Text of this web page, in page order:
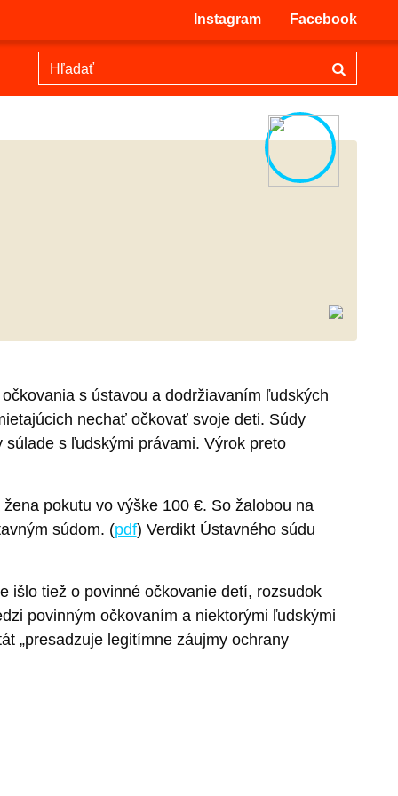
Instagram Facebook
s ústavou a dodržiavaním ľudských
nechať očkovať svoje deti. Súdy
s ľudskými právami. Výrok preto
pokutu vo výške 100 €. So žalobou na
súdom. (pdf) Verdikt Ústavného súdu
išlo tiež o povinné očkovanie detí, rozsudok
povinným očkovaním a niektorými ľudskými
„presadzuje legitímne záujmy ochrany